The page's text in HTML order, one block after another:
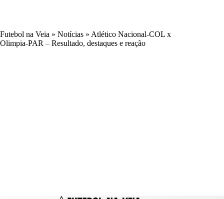
Futebol na Veia » Notícias » Atlético Nacional-COL x
Olimpia-PAR – Resultado, destaques e reação